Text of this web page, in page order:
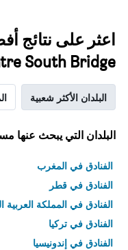
South Bridge
البلدان الأكثر شعبية
البلدان التي يبحث عنها
الفنادق في المغرب
الفنادق في قطر
الفنادق في المملكة العربية
الفنادق في تركيا
الفنادق في إندونيسيا